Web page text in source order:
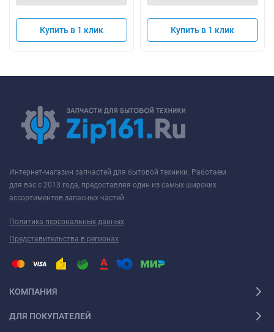
Купить в 1 клик Купить в 1 клик
Интернет-магазин запчастей для бытовой техники. Работаем
для вас с 2013 года, предоставляя один из самых широких
ассортиментов запасных частей.
Политика персональных данных
Представительства в регионах
КОМПАНИЯ
ДЛЯ ПОКУПАТЕЛЕЙ